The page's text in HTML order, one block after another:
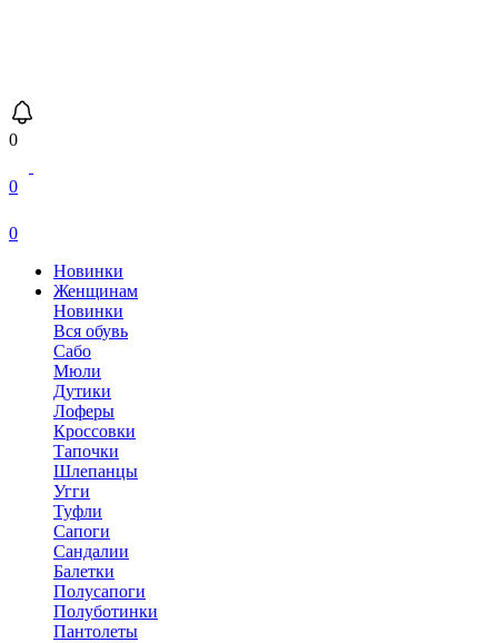
0
0
0
Новинки
Женщинам
Новинки
Вся обувь
Сабо
Мюли
Дутики
Лоферы
Кроссовки
Тапочки
Шлепанцы
Угги
Туфли
Сапоги
Сандалии
Балетки
Полусапоги
Полуботинки
Пантолеты